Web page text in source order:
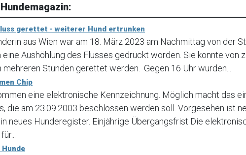
gerettet - weiterer Hund ertrunken
aus Wien war am 18. März 2023 am Nachmittag von der
eine Aushöhlung des Flusses gedrückt worden. Sie konnte von
Stunden gerettet werden. Gegen 16 Uhr wurden...
Chip
eine elektronische Kennzeichnung. Möglich macht das
die am 23.09.2003 beschlossen werden soll. Vorgesehen ist
neues Hunderegister. Einjährige Übergangsfrist Die